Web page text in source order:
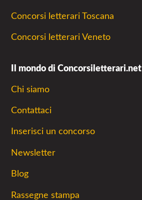
Concorsi letterari Toscana
Concorsi letterari Veneto
Il mondo di Concorsiletterari.net
Chi siamo
Contattaci
Inserisci un concorso
Newsletter
Blog
Rassegne stampa